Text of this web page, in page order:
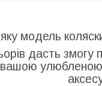
модель
дасть змогу
вашою